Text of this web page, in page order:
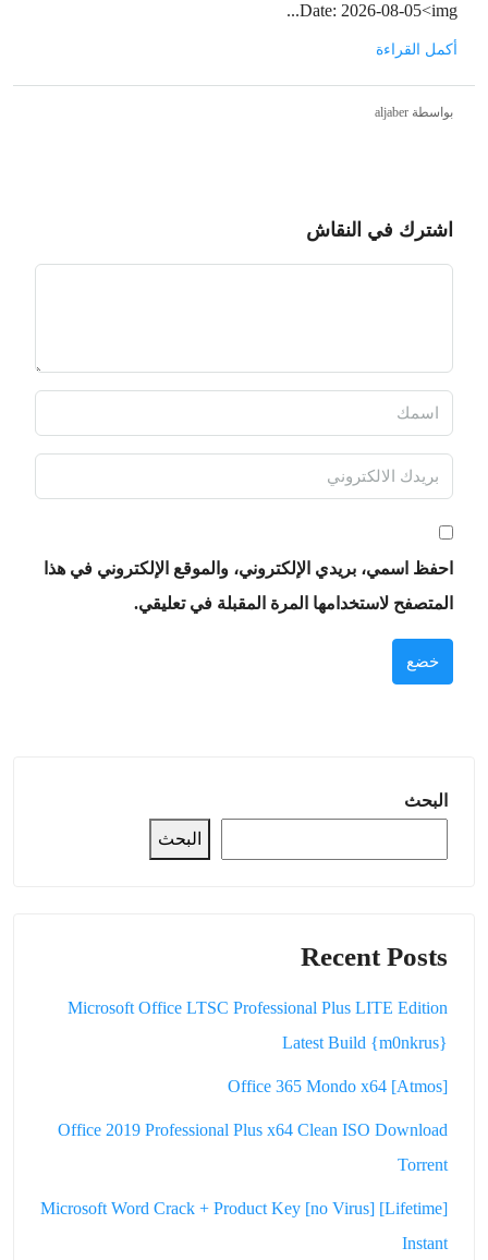
Date: 2026-08-05<img...
أكمل القراءة
بواسطة aljaber
اشترك في النقاش
احفظ اسمي، بريدي الإلكتروني، والموقع الإلكتروني في هذا
المتصفح لاستخدامها المرة المقبلة في تعليقي.
خضع
البحث
البحث
Recent Posts
Microsoft Office LTSC Professional Plus LITE Edition
Latest Build {m0nkrus}
Office 365 Mondo x64 [Atmos]
Office 2019 Professional Plus x64 Clean ISO Dоwnlоad
Torrent
Microsoft Word Crack + Product Key [no Virus] [Lifetime]
Instant